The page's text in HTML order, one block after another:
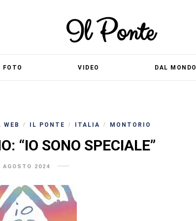
Il Ponte
FOTO VIDEO DAL MONDO
WEB / IL PONTE / ITALIA / MONTORIO
“IO SONO SPECIALE”
AGOSTO 2024